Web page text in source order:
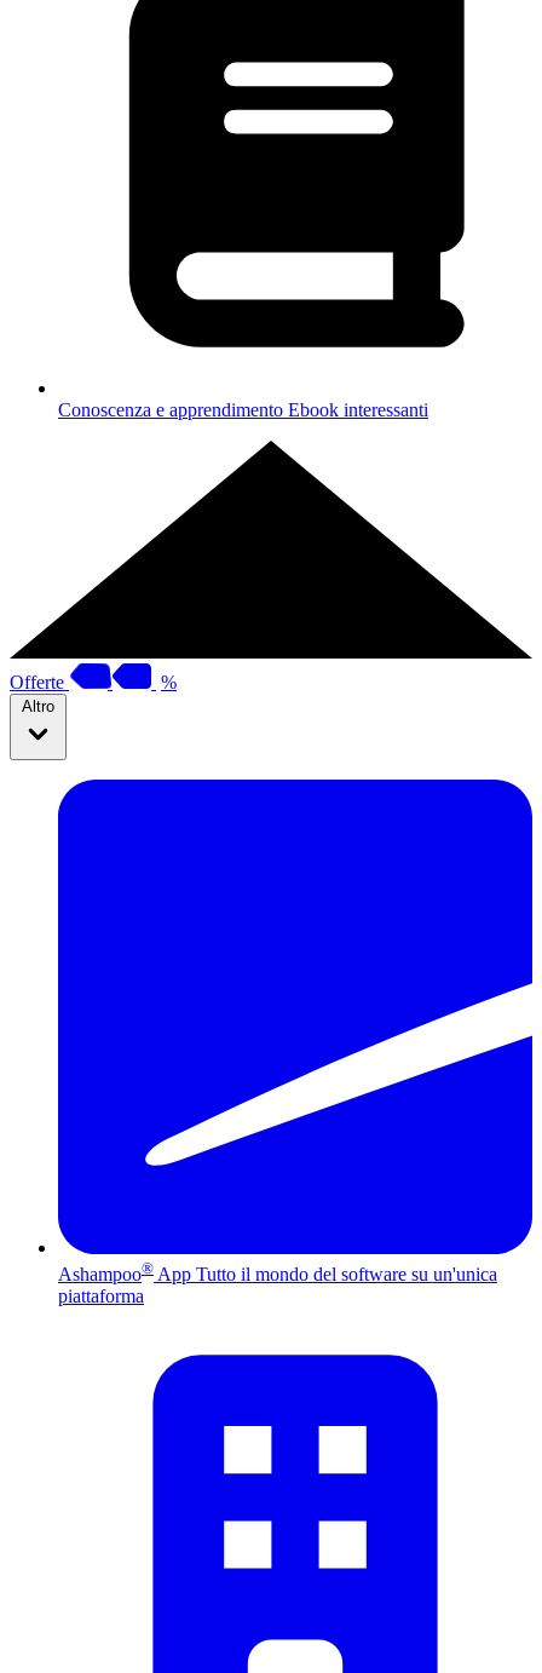
Conoscenza e apprendimento Ebook interessanti
Offerte %
Altro
Ashampoo® App Tutto il mondo del software su un'unica
piattaforma